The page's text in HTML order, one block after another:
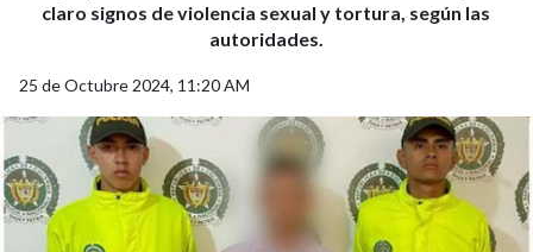
claro signos de violencia sexual y tortura, según las
autoridades.
25 de Octubre 2024, 11:20 AM